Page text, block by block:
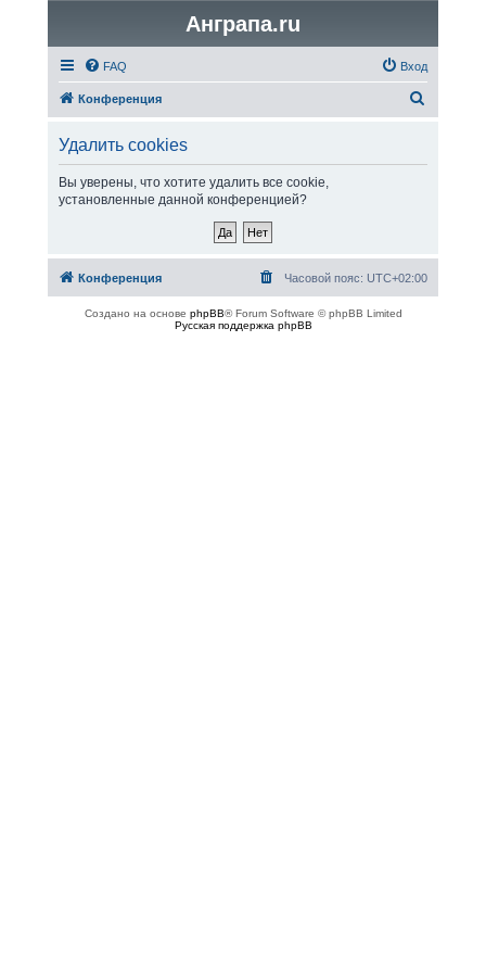
Анграпа.ru
FAQ Вход
Конференция
Удалить cookies
Вы уверены, что хотите удалить все cookie,
установленные данной конференцией?
Конференция Часовой пояс: UTC+02:00
Создано на основе phpBB® Forum Software © phpBB Limited
Русская поддержка phpBB